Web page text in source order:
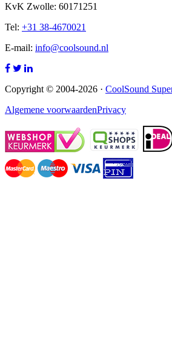
KvK Zwolle: 60171251
Tel: +31 38-4670021
E-mail: info@coolsound.nl
Copyright © 2004-2026 · CoolSound
Algemene voorwaardenPrivacy